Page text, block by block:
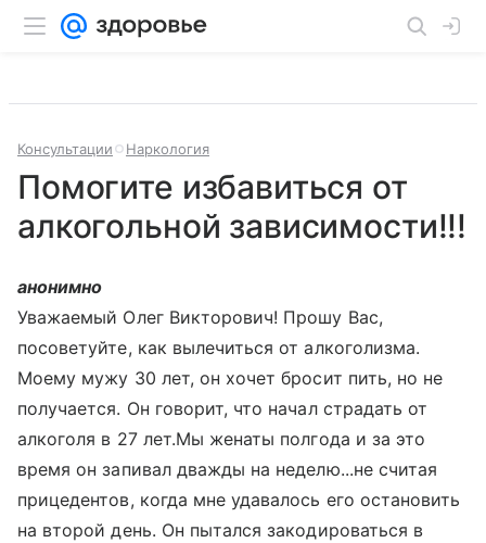
Консультации Наркология
Помогите избавиться от
алкогольной зависимости!!!
анонимно
Уважаемый Олег Викторович! Прошу Вас,
посоветуйте, как вылечиться от алкоголизма.
Моему мужу 30 лет, он хочет бросит пить, но не
получается. Он говорит, что начал страдать от
алкоголя в 27 лет.Мы женаты полгода и за это
время он запивал дважды на неделю...не считая
прицедентов, когда мне удавалось его остановить
на второй день. Он пытался закодироваться в